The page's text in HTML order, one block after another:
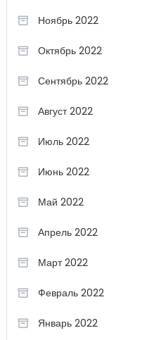
Ноябрь 2022
Октябрь 2022
Сентябрь 2022
Август 2022
Июль 2022
Июнь 2022
Май 2022
Апрель 2022
Март 2022
Февраль 2022
Январь 2022